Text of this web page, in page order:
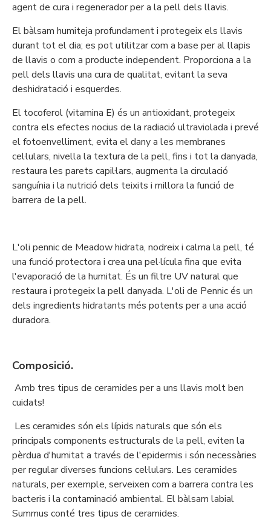
agent de cura i regenerador per a la pell dels llavis.
El bàlsam humiteja profundament i protegeix els llavis
durant tot el dia; es pot utilitzar com a base per al llapis
de llavis o com a producte independent. Proporciona a la
pell dels llavis una cura de qualitat, evitant la seva
deshidratació i esquerdes.
El tocoferol (vitamina E) és un antioxidant, protegeix
contra els efectes nocius de la radiació ultraviolada i prevé
el fotoenvelliment, evita el dany a les membranes
cel·lulars, nivella la textura de la pell, fins i tot la danyada,
restaura les parets capil·lars, augmenta la circulació
sanguínia i la nutrició dels teixits i millora la funció de
barrera de la pell.
L'oli pennic de Meadow hidrata, nodreix i calma la pell, té
una funció protectora i crea una pel·lícula fina que evita
l'evaporació de la humitat. És un filtre UV natural que
restaura i protegeix la pell danyada. L'oli de Pennic és un
dels ingredients hidratants més potents per a una acció
duradora.
Composició.
Amb tres tipus de ceramides per a uns llavis molt ben
cuidats!
Les ceramides són els lípids naturals que són els
principals components estructurals de la pell, eviten la
pèrdua d'humitat a través de l'epidermis i són necessàries
per regular diverses funcions cel·lulars. Les ceramides
naturals, per exemple, serveixen com a barrera contra les
bacteris i la contaminació ambiental. El bàlsam labial
Summus conté tres tipus de ceramides.